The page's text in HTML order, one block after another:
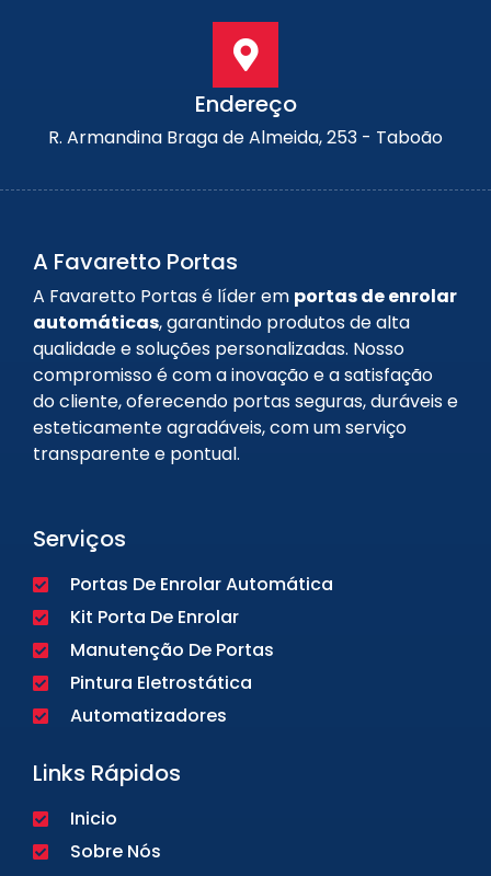
Endereço
R. Armandina Braga de Almeida, 253 - Taboão
A Favaretto Portas
A Favaretto Portas é líder em portas de enrolar
automáticas, garantindo produtos de alta
qualidade e soluções personalizadas. Nosso
compromisso é com a inovação e a satisfação
do cliente, oferecendo portas seguras, duráveis e
esteticamente agradáveis, com um serviço
transparente e pontual.
Serviços
Portas De Enrolar Automática
Kit Porta De Enrolar
Manutenção De Portas
Pintura Eletrostática
Automatizadores
Links Rápidos
Inicio
Sobre Nós